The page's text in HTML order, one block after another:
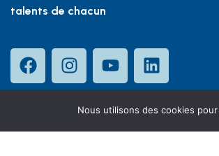
talents de chacun
Nous utilisons des cookies